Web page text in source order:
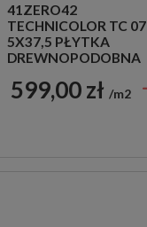
41ZERO42
TECHNICOLOR TC 07
5X37,5 PŁYTKA
DREWNOPODOBNA
599,00 zł m2